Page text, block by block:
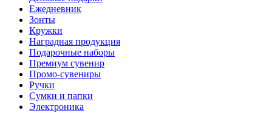
Ежедневник
Зонты
Кружки
Наградная продукция
Подарочные наборы
Премиум сувенир
Промо-сувениры
Ручки
Сумки и папки
Электроника